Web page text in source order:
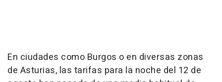
En ciudades como Burgos o en diversas zonas
de Asturias, las tarifas para la noche del 12 de